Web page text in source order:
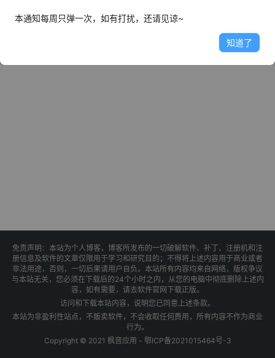
免责声明：本站为个人博客，博客所发布的一切破解软件、补丁、注册机和注
册信息及软件的文章仅限用于学习和研究目的；不得将上述内容用于商业或者
非法用途，否则，一切后果请用户自负。本站所有内容均来自网络，版权争议
与本站无关，您必须在下载后的24个小时之内，从您的电脑中彻底删除上述内
容，如有需要，请去软件官网下载正版。
访问和下载本站内容，说明您已同意上述条款。
本站为非盈利性站点，不贩卖软件，不会收取任何费用，所有内容不作为商业
行为。
Copyright © 2021 枫音应用 - 鄂ICP备2021015464号-3
本通知每周只弹一次，如有打扰，还请见谅~
知道了